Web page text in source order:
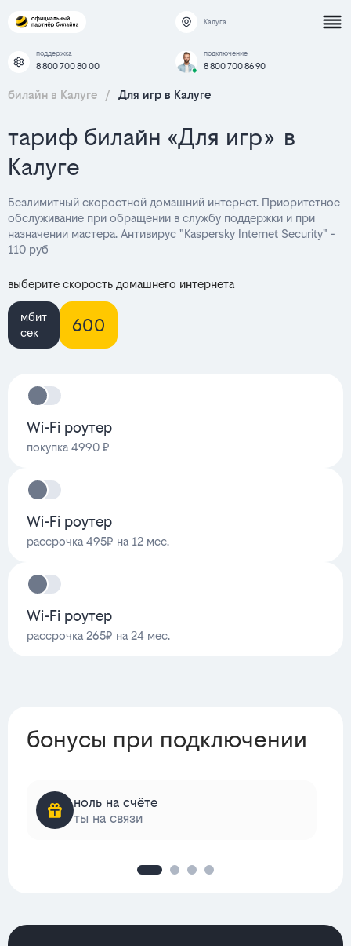
Калуга
поддержка
8 800 700 80 00
подключение
8 800 700 86 90
билайн в Калуге / Для игр в Калуге
тариф билайн «Для игр» в
Калуге
Безлимитный скоростной домашний интернет. Приоритетное
обслуживание при обращении в службу поддержки и при
назначении мастера. Антивирус "Kaspersky Internet Security" -
110 руб
выберите скорость домашнего интернета
мбит
сек
600
Wi-Fi роутер
покупка 4990 ₽
Wi-Fi роутер
рассрочка 495₽ на 12 мес.
Wi-Fi роутер
рассрочка 265₽ на 24 мес.
бонусы при подключении
ноль на счёте
ты на связи